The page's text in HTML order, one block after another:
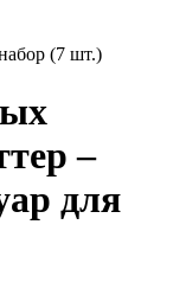
(7 шт.)
–
для